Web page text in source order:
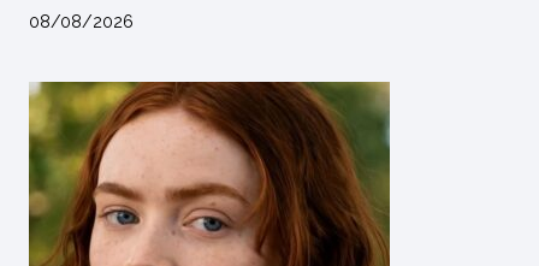
08/08/2026